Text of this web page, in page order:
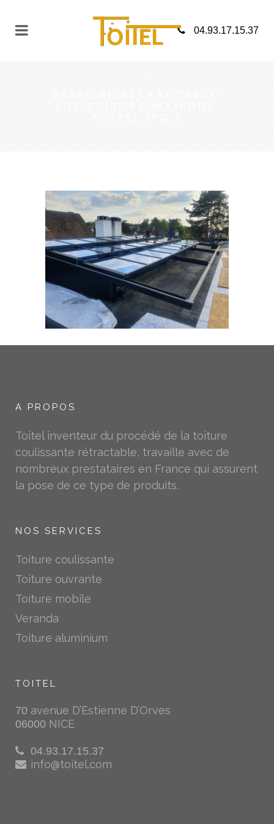
04.93.17.15.37
A PROPOS
Toitel inventeur du procédé de la toiture
coulissante rétractable, travaille avec de
nombreux prestataires en France qui assurent
la pose de ce type de produits.
NOS SERVICES
Toiture coulissante
Toiture ouvrante
Toiture mobile
Veranda
Toiture aluminium
TOITEL
70 avenue D’Estienne D’Orves
06000 NICE
04.93.17.15.37
info@toitel.com